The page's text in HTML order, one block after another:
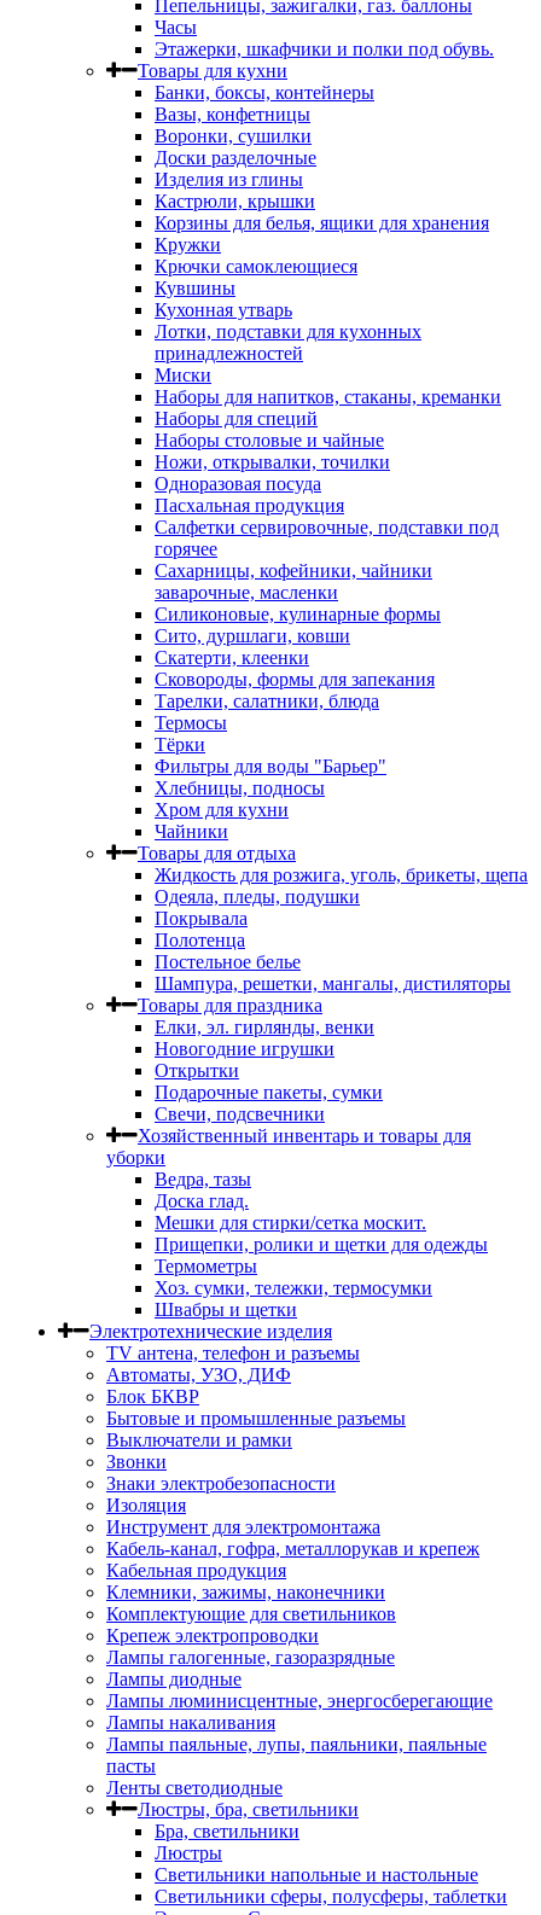
Пепельницы, зажигалки, газ. баллоны
Часы
Этажерки, шкафчики и полки под обувь.
Товары для кухни
Банки, боксы, контейнеры
Вазы, конфетницы
Воронки, сушилки
Доски разделочные
Изделия из глины
Кастрюли, крышки
Корзины для белья, ящики для хранения
Кружки
Крючки самоклеющиеся
Кувшины
Кухонная утварь
Лотки, подставки для кухонных
принадлежностей
Миски
Наборы для напитков, стаканы, креманки
Наборы для специй
Наборы столовые и чайные
Ножи, открывалки, точилки
Одноразовая посуда
Пасхальная продукция
Салфетки сервировочные, подставки под
горячее
Сахарницы, кофейники, чайники
заварочные, масленки
Силиконовые, кулинарные формы
Сито, дуршлаги, ковши
Скатерти, клеенки
Сковороды, формы для запекания
Тарелки, салатники, блюда
Термосы
Тёрки
Фильтры для воды "Барьер"
Хлебницы, подносы
Хром для кухни
Чайники
Товары для отдыха
Жидкость для розжига, уголь, брикеты, щепа
Одеяла, пледы, подушки
Покрывала
Полотенца
Постельное белье
Шампура, решетки, мангалы, дистиляторы
Товары для праздника
Елки, эл. гирлянды, венки
Новогодние игрушки
Открытки
Подарочные пакеты, сумки
Свечи, подсвечники
Хозяйственный инвентарь и товары для
уборки
Ведра, тазы
Доска глад.
Мешки для стирки/сетка москит.
Прищепки, ролики и щетки для одежды
Термометры
Хоз. сумки, тележки, термосумки
Швабры и щетки
Электротехнические изделия
TV aнтена, телефон и разъемы
Автоматы, УЗО, ДИФ
Блок БКВР
Бытовые и промышленные разъемы
Выключатели и рамки
Звонки
Знаки электробезопасности
Изоляция
Инструмент для электромонтажа
Кабель-канал, гофра, металлорукав и крепеж
Кабельная продукция
Клемники, зажимы, наконечники
Комплектующие для светильников
Крепеж электропроводки
Лампы галогенные, газоразрядные
Лампы диодные
Лампы люминисцентные, энергосберегающие
Лампы накаливания
Лампы паяльные, лупы, паяльники, паяльные
пасты
Ленты светодиодные
Люстры, бра, светильники
Бра, светильники
Люстры
Светильники напольные и настольные
Светильники сферы, полусферы, таблетки